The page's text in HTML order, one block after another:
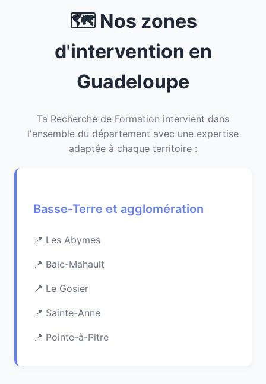
🗺️ Nos zones
d'intervention en
Guadeloupe
Ta Recherche de Formation intervient dans
l'ensemble du département avec une expertise
adaptée à chaque territoire :
Basse-Terre et agglomération
Les Abymes
Baie-Mahault
Le Gosier
Sainte-Anne
Pointe-à-Pitre